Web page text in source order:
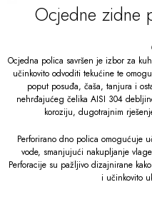
Ocjedne zidne
Ocjedna polica savršen je izbor za
učinkovito odvoditi tekućine te
poput posuđa, čaša, tanjura i
nehrđajućeg čelika AISI 304
koroziju, dugotrajnim
Perforirano dno polica omogućuje
vode, smanjujući nakupljanje
Perforacije su pažljivo dizajnirane
i učinkovito